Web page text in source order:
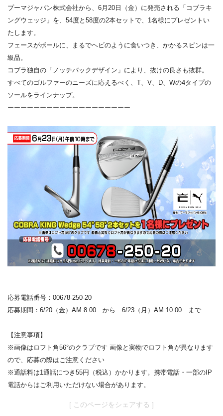
プーマジャパン株式会社から、6月20日（金）に発売される「 コブラキ
ングウェッジ」を、54度と58度の2本セットで、 1名様にプレゼントい
たします。
フェースがボールに、まるでヘビのように食いつき、 かかるスピンは一
級品。
コブラ独自の「ノッチバックデザイン」により、 抜けの良さも抜群。
すべてのゴルファーのニーズに応えるべく、T、V、D、 Wの4タイプの
ソールをラインナップ。
ーーーーーーーーーーーーーーーーーーー
応募電話番号：00678-250-20
応募期間：6/20（金）AM 8:00 から 6/23（月）AM 10:00 まで
【注意事項】
※画像はロフト角56°のクラブです 画像と実物でロフト角が異なります
ので、 応募の際はご注意ください
※通話料は1通話につき55円（税込）かかります。携帯電話・ 一部のIP
電話からはご利用いただけない場合があります。
[ このページをシェアする ]